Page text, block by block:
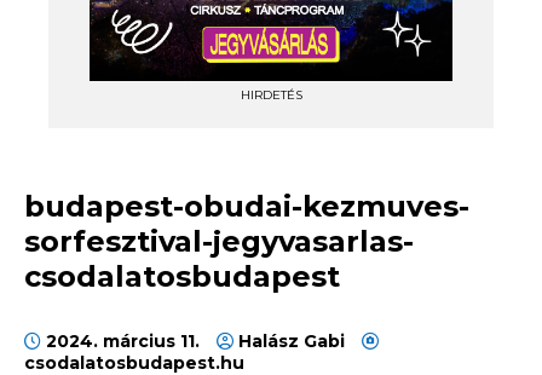
HIRDETÉS
budapest-obudai-kezmuves-
sorfesztival-jegyvasarlas-
csodalatosbudapest
2024. március 11.
Halász Gabi
csodalatosbudapest.hu